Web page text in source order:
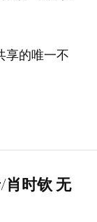
享的唯一不
肖时钦 无